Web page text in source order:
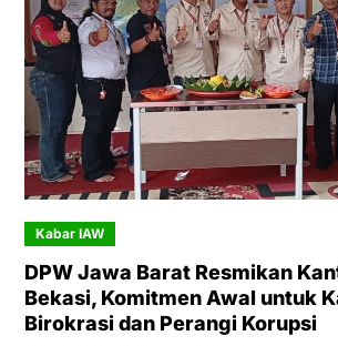
Kabar IAW
DPW Jawa Barat Resmikan
Bekasi, Komitmen Awal untuk
Birokrasi dan Perangi Korupsi